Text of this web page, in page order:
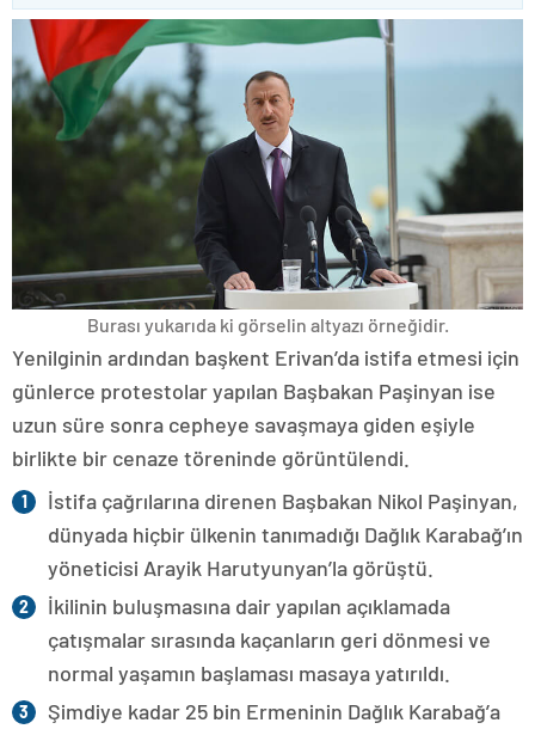
Burası yukarıda ki görselin altyazı örneğidir.
Yenilginin ardından başkent Erivan’da istifa etmesi için
günlerce protestolar yapılan Başbakan Paşinyan ise
uzun süre sonra cepheye savaşmaya giden eşiyle
birlikte bir cenaze töreninde görüntülendi.
İstifa çağrılarına direnen Başbakan Nikol Paşinyan,
dünyada hiçbir ülkenin tanımadığı Dağlık Karabağ’ın
yöneticisi Arayik Harutyunyan’la görüştü.
İkilinin buluşmasına dair yapılan açıklamada
çatışmalar sırasında kaçanların geri dönmesi ve
normal yaşamın başlaması masaya yatırıldı.
Şimdiye kadar 25 bin Ermeninin Dağlık Karabağ’a